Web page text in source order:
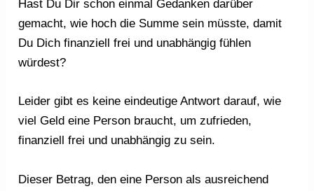
Hast Du Dir schon einmal Gedanken darüber
gemacht, wie hoch die Summe sein müsste, damit
Du Dich finanziell frei und unabhängig fühlen
würdest?
Leider gibt es keine eindeutige Antwort darauf, wie
viel Geld eine Person braucht, um zufrieden,
finanziell frei und unabhängig zu sein.
Dieser Betrag, den eine Person als ausreichend